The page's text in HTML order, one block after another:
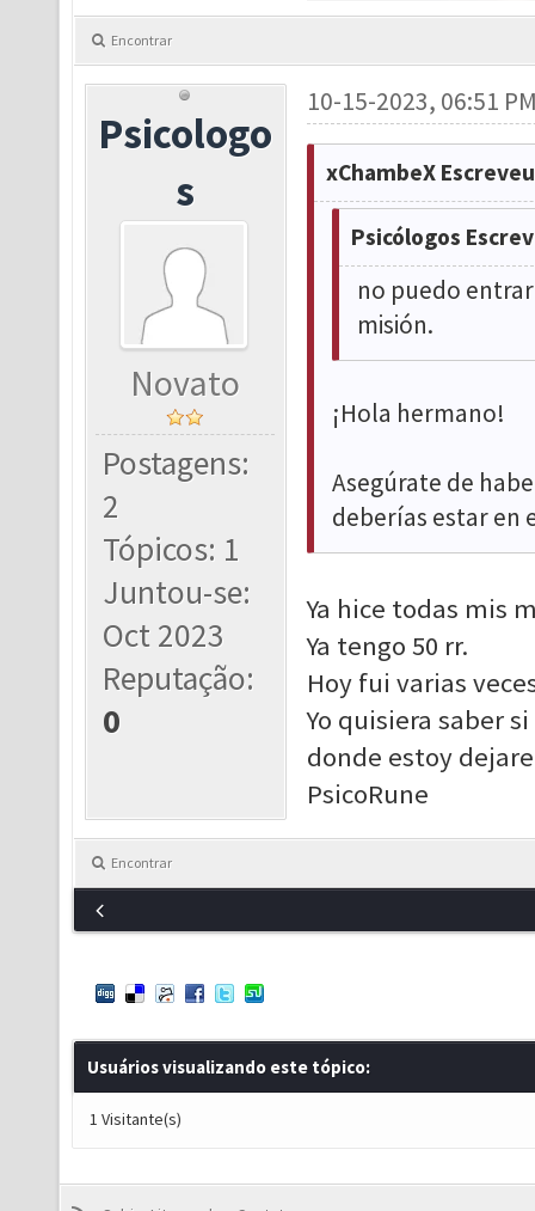
Encontrar
Psicologo
s
Novato
Postagens:
2
Tópicos: 1
Juntou-se:
Oct 2023
Reputação:
0
10-15-2023, 06:51
xChambeX
Psicólogos
no puedo
misión.
¡Hola hermano!
Asegúrate de
deberías estar en
Ya hice todas mis
Ya tengo 50 rr.
Hoy fui varias
Yo quisiera saber
donde estoy
PsicoRune
Encontrar
Usuários visualizando este tópico:
1 Visitante(s)